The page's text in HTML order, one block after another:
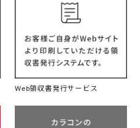
Web領収書発行サービス